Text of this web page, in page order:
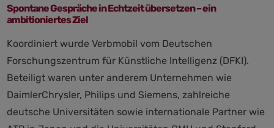
Spontane Gespräche in Echtzeit übersetzen – ein
ambitioniertes Ziel
Koordiniert wurde Verbmobil vom Deutschen
Forschungszentrum für Künstliche Intelligenz (DFKI).
Beteiligt waren unter anderem Unternehmen wie
DaimlerChrysler, Philips und Siemens, zahlreiche
deutsche Universitäten sowie internationale Partner wie